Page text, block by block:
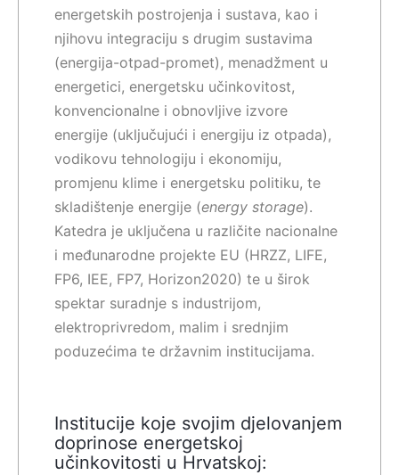
energetskih postrojenja i sustava, kao i
njihovu integraciju s drugim sustavima
(energija-otpad-promet), menadžment u
energetici, energetsku učinkovitost,
konvencionalne i obnovljive izvore
energije (uključujući i energiju iz otpada),
vodikovu tehnologiju i ekonomiju,
promjenu klime i energetsku politiku, te
skladištenje energije (energy storage).
Katedra je uključena u različite nacionalne
i međunarodne projekte EU (HRZZ, LIFE,
FP6, IEE, FP7, Horizon2020) te u širok
spektar suradnje s industrijom,
elektroprivredom, malim i srednjim
poduzećima te državnim institucijama.
Institucije koje svojim djelovanjem
doprinose energetskoj
učinkovitosti u Hrvatskoj: